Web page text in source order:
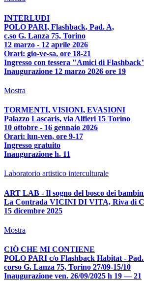
INTERLUDI
POLO PARI, Flashback, Pad. A,
c.so G. Lanza 75, Torino
12 marzo - 12 aprile 2026
Orari: gio-ve-sa, ore 18-21
Ingresso con tessera "Amici di Flashback"
Inaugurazione 12 marzo 2026 ore 19
Mostra
TORMENTI, VISIONI, EVASIONI
Palazzo Lascaris, via Alfieri 15 Torino
10 ottobre - 16 gennaio 2026
Orari: lun-ven, ore 9-17
Ingresso gratuito
Inaugurazione h. 11
Laboratorio artistico interculturale
ART LAB - Il sogno del bosco dei
La Contrada VICINI DI VITA, Riva di
15 dicembre 2025
Mostra
CIÒ CHE MI CONTIENE
POLO PARI c/o Flashback Habitat -
corso G. Lanza 75, Torino 27/09-15/10
Inaugurazione ven. 26/09/2025 h 19 — 21